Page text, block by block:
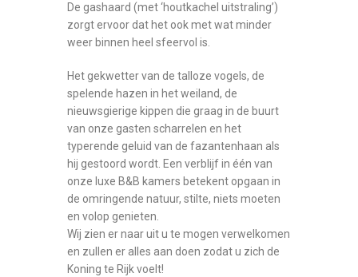
De gashaard (met ‘houtkachel uitstraling’)
zorgt ervoor dat het ook met wat minder
weer binnen heel sfeervol is.
Het gekwetter van de talloze vogels, de
spelende hazen in het weiland, de
nieuwsgierige kippen die graag in de buurt
van onze gasten scharrelen en het
typerende geluid van de fazantenhaan als
hij gestoord wordt. Een verblijf in één van
onze luxe B&B kamers betekent opgaan in
de omringende natuur, stilte, niets moeten
en volop genieten.
Wij zien er naar uit u te mogen verwelkomen
en zullen er alles aan doen zodat u zich de
Koning te Rijk voelt!